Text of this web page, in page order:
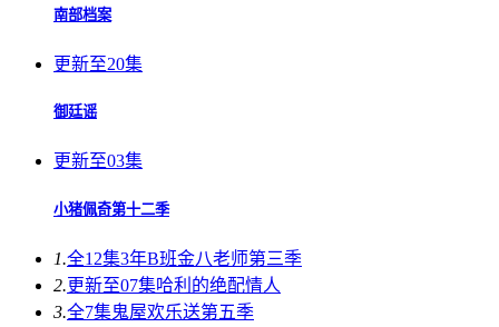
南部档案
更新至20集
御廷谣
更新至03集
小猪佩奇第十二季
1.全12集3年B班金八老师第三季
2.更新至07集哈利的绝配情人
3.全7集鬼屋欢乐送第五季